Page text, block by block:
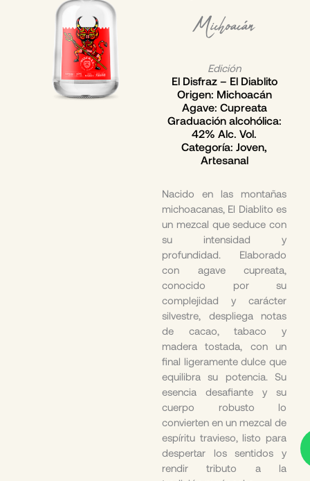
Michoacán
Edición
El Disfraz – El Diablito
Origen: Michoacán
Agave: Cupreata
Graduación alcohólica:
42% Alc. Vol.
Categoría: Joven,
Artesanal
Nacido en las montañas
michoacanas, El Diablito es
un mezcal que seduce con
su intensidad y
profundidad. Elaborado
con agave cupreata,
conocido por su
complejidad y carácter
silvestre, despliega notas
de cacao, tabaco y
madera tostada, con un
final ligeramente dulce que
equilibra su potencia. Su
esencia desafiante y su
cuerpo robusto lo
convierten en un mezcal de
espíritu travieso, listo para
despertar los sentidos y
rendir tributo a la